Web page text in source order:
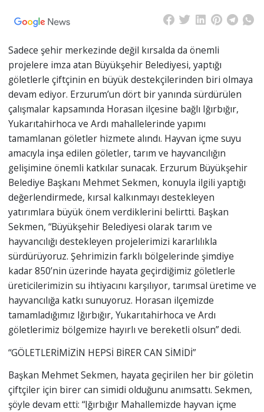
Sadece şehir merkezinde değil kırsalda da önemli
projelere imza atan Büyükşehir Belediyesi, yaptığı
göletlerle çiftçinin en büyük destekçilerinden biri olmaya
devam ediyor. Erzurum’un dört bir yanında sürdürülen
çalışmalar kapsamında Horasan ilçesine bağlı Iğırbığır,
Yukarıtahirhoca ve Ardı mahallelerinde yapımı
tamamlanan göletler hizmete alındı. Hayvan içme suyu
amacıyla inşa edilen göletler, tarım ve hayvancılığın
gelişimine önemli katkılar sunacak. Erzurum Büyükşehir
Belediye Başkanı Mehmet Sekmen, konuyla ilgili yaptığı
değerlendirmede, kırsal kalkınmayı destekleyen
yatırımlara büyük önem verdiklerini belirtti. Başkan
Sekmen, “Büyükşehir Belediyesi olarak tarım ve
hayvancılığı destekleyen projelerimizi kararlılıkla
sürdürüyoruz. Şehrimizin farklı bölgelerinde şimdiye
kadar 850’nin üzerinde hayata geçirdiğimiz göletlerle
üreticilerimizin su ihtiyacını karşılıyor, tarımsal üretime ve
hayvancılığa katkı sunuyoruz. Horasan ilçemizde
tamamladığımız Iğırbığır, Yukarıtahirhoca ve Ardı
göletlerimiz bölgemize hayırlı ve bereketli olsun” dedi.
“GÖLETLERİMİZİN HEPSİ BİRER CAN SİMİDİ”
Başkan Mehmet Sekmen, hayata geçirilen her bir göletin
çiftçiler için birer can simidi olduğunu anımsattı. Sekmen,
şöyle devam etti: “Iğırbığır Mahallemizde hayvan içme